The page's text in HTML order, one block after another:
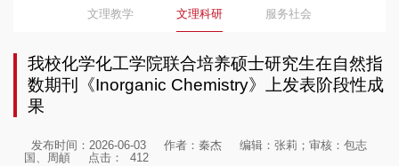
文理教学 文理科研 服务社会
我校化学化工学院联合培养硕士研究生在自然指
数期刊《Inorganic Chemistry》上发表阶段性成
果
发布时间：2026-06-03 作者：秦杰
编辑：张莉；审核：包志
国、周頔
点击： 412